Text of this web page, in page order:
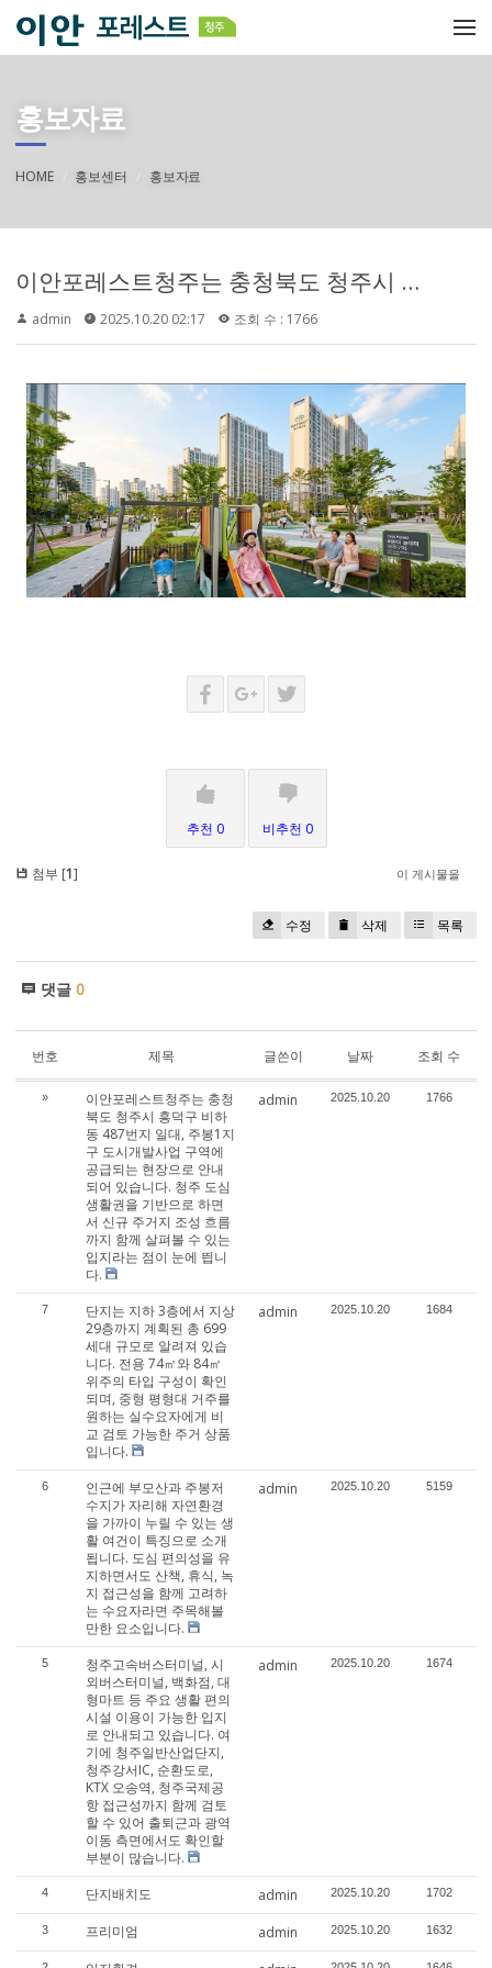
메뉴 건너뛰기
홍보자료
HOME 홍보센터 홍보자료
이안포레스트청주는 충청북도 청주시 흥덕구 비하동 487번지 일대, 주봉1지구 도시개발사업 구역에 공급되는 현장으로 안내되어 있습니다. 청주 도심 생활권을 기반으로 하면서 신규 주거지 조성 흐름까지 함께 살펴볼 수 있는 입지라는 점이 눈에 띕니다.
admin 2025.10.20 02:17 조회 수 : 1766
추천 0 비추천 0
첨부 [1] 이 게시물을
수정 삭제 목록
댓글 0
번호 제목 글쓴이 날짜 조회 수
»
이안포레스트청주는 충청
북도 청주시 흥덕구 비하
동 487번지 일대, 주봉1지
구 도시개발사업 구역에
공급되는 현장으로 안내
되어 있습니다. 청주 도심
생활권을 기반으로 하면
서 신규 주거지 조성 흐름
까지 함께 살펴볼 수 있는
입지라는 점이 눈에 띕니
다.
admin 2025.10.20 1766
7
단지는 지하 3층에서 지상
29층까지 계획된 총 699
세대 규모로 알려져 있습
니다. 전용 74㎡와 84㎡
위주의 타입 구성이 확인
되며, 중형 평형대 거주를
원하는 실수요자에게 비
교 검토 가능한 주거 상품
입니다.
admin 2025.10.20 1684
6
인근에 부모산과 주봉저
수지가 자리해 자연환경
을 가까이 누릴 수 있는 생
활 여건이 특징으로 소개
됩니다. 도심 편의성을 유
지하면서도 산책, 휴식, 녹
지 접근성을 함께 고려하
는 수요자라면 주목해볼
만한 요소입니다.
admin 2025.10.20 5159
5
청주고속버스터미널, 시
외버스터미널, 백화점, 대
형마트 등 주요 생활 편의
시설 이용이 가능한 입지
로 안내되고 있습니다. 여
기에 청주일반산업단지,
청주강서IC, 순환도로,
KTX 오송역, 청주국제공
항 접근성까지 함께 검토
할 수 있어 출퇴근과 광역
이동 측면에서도 확인할
부분이 많습니다.
admin 2025.10.20 1674
4 단지배치도 admin 2025.10.20 1702
3 프리미엄 admin 2025.10.20 1632